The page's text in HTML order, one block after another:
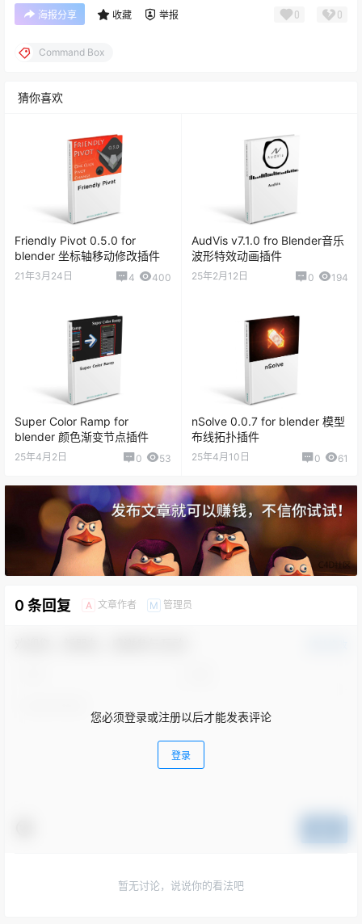
海报分享 收藏 举报 0 0
Command Box
猜你喜欢
Friendly Pivot 0.5.0 for
blender 坐标轴移动修改插件
21年3月24日 4 400
AudVis v7.1.0 fro Blender音乐
波形特效动画插件
25年2月12日 0 194
Super Color Ramp for
blender 颜色渐变节点插件
25年4月2日 0 53
nSolve 0.0.7 for blender 模型
布线拓扑插件
25年4月10日 0 61
0 条回复 A 文章作者 M 管理员
您必须登录或注册以后才能发表评论
登录
暂无讨论，说说你的看法吧